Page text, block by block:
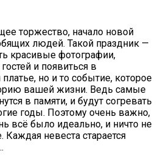
торжество, начало новой
людей. Такой праздник —
красивые фотографии,
и появиться в
но и то событие, которое
вашей жизни. Ведь самые
в памяти, и будут согревать
годы. Поэтому очень важно,
всё было идеально, и ничто не
невеста старается